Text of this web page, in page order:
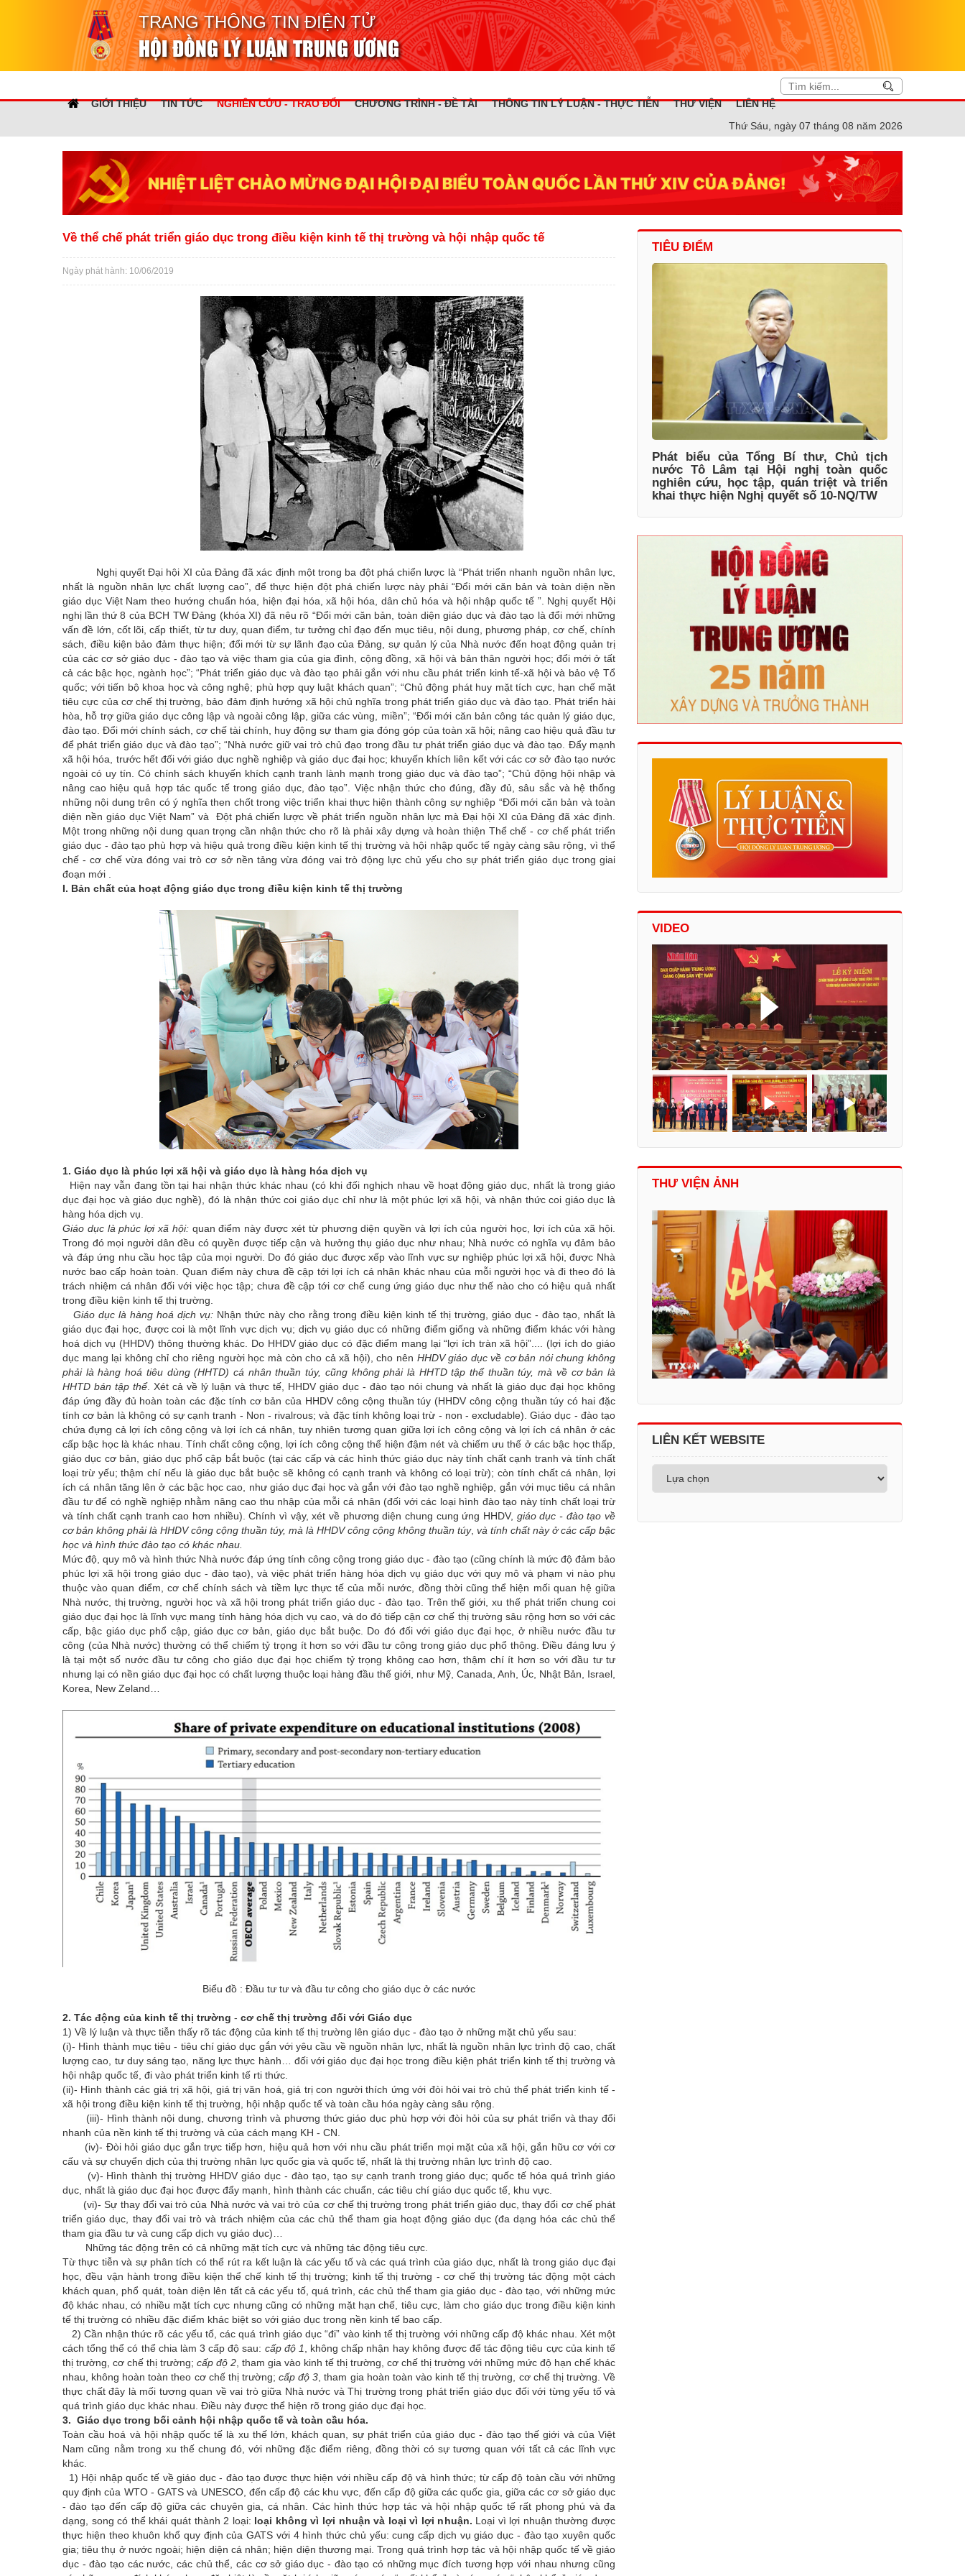
TRANG THÔNG TIN ĐIỆN TỬ
HỘI ĐỒNG LÝ LUẬN TRUNG ƯƠNG
GIỚI THIỆU TIN TỨC NGHIÊN CỨU - TRAO ĐỔI CHƯƠNG TRÌNH - ĐỀ TÀI THÔNG TIN LÝ LUẬN - THỰC TIỄN THƯ VIỆN
LIÊN HỆ
Thứ Sáu, ngày 07 tháng 08 năm 2026
Về thể chế phát triển giáo dục trong điều kiện kinh tế thị trường và hội nhập quốc tế
Ngày phát hành: 10/06/2019
Nghị quyết Đại hội XI của Đảng đã xác định một trong ba đột phá chiển lược là “Phát triển nhanh nguồn nhân lực,
nhất là nguồn nhân lực chất lượng cao”, để thực hiện đột phá chiến lược này phải “Đổi mới căn bản và toàn diện nền
giáo dục Việt Nam theo hướng chuẩn hóa, hiện đại hóa, xã hội hóa, dân chủ hóa và hội nhập quốc tế ”. Nghị quyết Hội
nghị lần thứ 8 của BCH TW Đảng (khóa XI) đã nêu rõ “Đổi mới căn bản, toàn diện giáo dục và đào tạo là đổi mới những
vấn đề lớn, cốt lõi, cấp thiết, từ tư duy, quan điểm, tư tưởng chỉ đạo đến mục tiêu, nội dung, phương pháp, cơ chế, chính
sách, điều kiện bảo đảm thực hiện; đổi mới từ sự lãnh đạo của Đảng, sự quản lý của Nhà nước đến hoạt động quản trị
của các cơ sở giáo dục - đào tạo và việc tham gia của gia đình, cộng đồng, xã hội và bản thân người học; đổi mới ở tất
cả các bậc học, ngành học”; “Phát triển giáo dục và đào tạo phải gắn với nhu cầu phát triển kinh tế-xã hội và bảo vệ Tổ
quốc; với tiến bộ khoa học và công nghệ; phù hợp quy luật khách quan”; “Chủ động phát huy mặt tích cực, hạn chế mặt
tiêu cực của cơ chế thị trường, bảo đảm định hướng xã hội chủ nghĩa trong phát triển giáo dục và đào tạo. Phát triển hài
hòa, hỗ trợ giữa giáo dục công lập và ngoài công lập, giữa các vùng, miền”; “Đổi mới căn bản công tác quản lý giáo dục,
đào tạo. Đổi mới chính sách, cơ chế tài chính, huy động sự tham gia đóng góp của toàn xã hội; nâng cao hiệu quả đầu tư
để phát triển giáo dục và đào tạo”; “Nhà nước giữ vai trò chủ đạo trong đầu tư phát triển giáo dục và đào tạo. Đẩy mạnh
xã hội hóa, trước hết đối với giáo dục nghề nghiệp và giáo dục đại học; khuyến khích liên kết với các cơ sở đào tạo nước
ngoài có uy tín. Có chính sách khuyến khích cạnh tranh lành mạnh trong giáo dục và đào tạo”; “Chủ động hội nhập và
nâng cao hiệu quả hợp tác quốc tế trong giáo dục, đào tạo”. Việc nhận thức cho đúng, đầy đủ, sâu sắc và hệ thống
những nội dung trên có ý nghĩa then chốt trong việc triển khai thực hiện thành công sự nghiệp “Đổi mới căn bản và toàn
diện nền giáo dục Việt Nam” và Đột phá chiến lược về phát triển nguồn nhân lực mà Đại hội XI của Đảng đã xác định.
Một trong những nội dung quan trọng cần nhận thức cho rõ là phải xây dựng và hoàn thiện Thể chế - cơ chế phát triển
giáo dục - đào tạo phù hợp và hiệu quả trong điều kiện kinh tế thị trường và hội nhập quốc tế ngày càng sâu rộng, vì thể
chế - cơ chế vừa đóng vai trò cơ sở nền tảng vừa đóng vai trò động lực chủ yếu cho sự phát triển giáo dục trong giai
đoạn mới .
I. Bản chất của hoạt động giáo dục trong điều kiện kinh tế thị trường
1. Giáo dục là phúc lợi xã hội và giáo dục là hàng hóa dịch vụ
Hiện nay vẫn đang tồn tại hai nhận thức khác nhau (có khi đối nghịch nhau về hoạt động giáo dục, nhất là trong giáo
dục đại học và giáo dục nghề), đó là nhận thức coi giáo dục chỉ như là một phúc lợi xã hội, và nhận thức coi giáo dục là
hàng hóa dịch vụ.
Giáo dục là phúc lợi xã hội:quan điểm này được xét từ phương diện quyền và lợi ích của người học, lợi ích của xã hội.
Trong đó mọi người dân đều có quyền được tiếp cận và hưởng thụ giáo dục như nhau; Nhà nước có nghĩa vụ đảm bảo
và đáp ứng nhu cầu học tập của mọi người. Do đó giáo dục được xếp vào lĩnh vực sự nghiệp phúc lợi xã hội, được Nhà
nước bao cấp hoàn toàn. Quan điểm này chưa đề cập tới lợi ích cá nhân khác nhau của mỗi người học và đi theo đó là
trách nhiệm cá nhân đối với việc học tập; chưa đề cập tới cơ chế cung ứng giáo dục như thế nào cho có hiệu quả nhất
trong điều kiện kinh tế thị trường.
Giáo dục là hàng hoá dịch vụ: Nhận thức này cho rằng trong điều kiện kinh tế thị trường, giáo dục - đào tạo, nhất là
giáo dục đại học, được coi là một lĩnh vực dịch vụ; dịch vụ giáo dục có những điểm giống và những điểm khác với hàng
hoá dịch vụ (HHDV) thông thường khác. Do HHDV giáo dục có đặc điểm mang lại “lợi ích tràn xã hội”.... (lợi ích do giáo
dục mang lại không chỉ cho riêng người học mà còn cho cả xã hội), cho nên HHDV giáo dục về cơ bản nói chung không
phải là hàng hoá tiêu dùng (HHTD) cá nhân thuần túy, cũng không phải là HHTD tập thể thuần túy, mà về cơ bản là
HHTD bán tập thể. Xét cả về lý luận và thực tế, HHDV giáo dục - đào tạo nói chung và nhất là giáo dục đại học không
đáp ứng đầy đủ hoàn toàn các đặc tính cơ bản của HHDV công cộng thuần túy (HHDV công cộng thuần túy có hai đặc
tính cơ bản là không có sự cạnh tranh - Non - rivalrous; và đặc tính không loại trừ - non - excludable). Giáo dục - đào tạo
chứa đựng cả lợi ích công cộng và lợi ích cá nhân, tuy nhiên tương quan giữa lợi ích công cộng và lợi ích cá nhân ở các
cấp bậc học là khác nhau. Tính chất công cộng, lợi ích công cộng thể hiện đậm nét và chiếm ưu thế ở các bậc học thấp,
giáo dục cơ bản, giáo dục phổ cập bắt buộc (tại các cấp và các hình thức giáo dục này tính chất cạnh tranh và tính chất
loại trừ yếu; thậm chí nếu là giáo dục bắt buộc sẽ không có cạnh tranh và không có loại trừ); còn tính chất cá nhân, lợi
ích cá nhân tăng lên ở các bậc học cao, như giáo dục đại học và gắn với đào tạo nghề nghiệp, gắn với mục tiêu cá nhân
đầu tư để có nghề nghiệp nhằm nâng cao thu nhập của mỗi cá nhân (đối với các loại hình đào tạo này tính chất loại trừ
và tính chất cạnh tranh cao hơn nhiều). Chính vì vậy, xét về phương diện chung cung ứng HHDV, giáo dục - đào tạovề
cơ bản không phải là HHDV công cộng thuần túy, mà là HHDV công cộng không thuần túy, và tính chất này ở các cấp bậc
học và hình thức đào tạo có khác nhau.
Mức độ, quy mô và hình thức Nhà nước đáp ứng tính công cộng trong giáo dục - đào tạo (cũng chính là mức độ đảm bảo
phúc lợi xã hội trong giáo dục - đào tạo), và việc phát triển hàng hóa dịch vụ giáo dục với quy mô và phạm vi nào phụ
thuộc vào quan điểm, cơ chế chính sách và tiềm lực thực tế của mỗi nước, đồng thời cũng thể hiện mối quan hệ giữa
Nhà nước, thị trường, người học và xã hội trong phát triển giáo dục - đào tạo. Trên thế giới, xu thế phát triển chung coi
giáo dục đại học là lĩnh vực mang tính hàng hóa dịch vụ cao, và do đó tiếp cận cơ chế thị trường sâu rộng hơn so với các
cấp, bậc giáo dục phổ cập, giáo dục cơ bản, giáo dục bắt buộc. Do đó đối với giáo dục đại học, ở nhiều nước đầu tư
công (của Nhà nước) thường có thể chiếm tỷ trọng ít hơn so với đầu tư công trong giáo dục phổ thông. Điều đáng lưu ý
là tại một số nước đầu tư công cho giáo dục đại học chiếm tỷ trọng không cao hơn, thậm chí ít hơn so với đầu tư tư
nhưng lại có nền giáo dục đại học có chất lượng thuộc loại hàng đầu thế giới, như Mỹ, Canada, Anh, Úc, Nhật Bản, Israel,
Korea, New Zeland…
Biểu đồ : Đầu tư tư và đầu tư công cho giáo dục ở các nước
2. Tác động của kinh tế thị trường - cơ chế thị trường đối với Giáo dục
1) Về lý luận và thực tiễn thấy rõ tác động của kinh tế thị trường lên giáo dục - đào tạo ở những mặt chủ yếu sau:
(i)- Hình thành mục tiêu - tiêu chí giáo dục gắn với yêu cầu về nguồn nhân lực, nhất là nguồn nhân lực trình độ cao, chất
lượng cao, tư duy sáng tạo, năng lực thực hành… đối với giáo dục đại học trong điều kiện phát triển kinh tế thị trường và
hội nhập quốc tế, đi vào phát triển kinh tế rti thức.
(ii)- Hình thành các giá trị xã hội, giá trị văn hoá, giá trị con người thích ứng với đòi hỏi vai trò chủ thể phát triển kinh tế -
xã hội trong điều kiện kinh tế thị trường, hội nhập quốc tế và toàn cầu hóa ngày càng sâu rộng.
(iii)- Hình thành nội dung, chương trình và phương thức giáo dục phù hợp với đòi hỏi của sự phát triển và thay đổi
nhanh của nền kinh tế thị trường và của cách mạng KH - CN.
(iv)- Đòi hỏi giáo dục gắn trực tiếp hơn, hiệu quả hơn với nhu cầu phát triển mọi mặt của xã hội, gắn hữu cơ với cơ
cấu và sự chuyển dịch của thị trường nhân lực quốc gia và quốc tế, nhất là thị trường nhân lực trình độ cao.
(v)- Hình thành thị trường HHDV giáo dục - đào tạo, tạo sự cạnh tranh trong giáo dục; quốc tế hóa quá trình giáo
dục, nhất là giáo dục đại học được đẩy mạnh, hình thành các chuẩn, các tiêu chí giáo dục quốc tế, khu vực.
(vi)- Sự thay đổi vai trò của Nhà nước và vai trò của cơ chế thị trường trong phát triển giáo dục, thay đổi cơ chế phát
triển giáo dục, thay đổi vai trò và trách nhiệm của các chủ thể tham gia hoạt động giáo dục (đa dạng hóa các chủ thể
tham gia đầu tư và cung cấp dịch vụ giáo dục)…
Những tác động trên có cả những mặt tích cực và những tác động tiêu cực.
Từ thực tiễn và sự phân tích có thể rút ra kết luận là các yếu tố và các quá trình của giáo dục, nhất là trong giáo dục đại
học, đều vận hành trong điều kiện thể chế kinh tế thị trường; kinh tế thị trường - cơ chế thị trường tác động một cách
khách quan, phổ quát, toàn diện lên tất cả các yếu tố, quá trình, các chủ thể tham gia giáo dục - đào tạo, với những mức
độ khác nhau, có nhiều mặt tích cực nhưng cũng có những mặt hạn chế, tiêu cực, làm cho giáo dục trong điều kiện kinh
tế thị trường có nhiều đặc điểm khác biệt so với giáo dục trong nền kinh tế bao cấp.
2) Cần nhận thức rõ các yếu tố, các quá trình giáo dục “đi” vào kinh tế thị trường với những cấp độ khác nhau. Xét một
cách tổng thể có thể chia làm 3 cấp độ sau: cấp độ 1
, không chấp nhận hay không được để tác động tiêu cực của kinh tế
thị trường, cơ chế thị trường; cấp độ 2 , tham gia vào kinh tế thị trường, cơ chế thị trường với những mức độ hạn chế khác
nhau, không hoàn toàn theo cơ chế thị trường;cấp độ 3 , tham gia hoàn toàn vào kinh tế thị trường, cơ chế thị trường. Về
thực chất đây là mối tương quan về vai trò giữa Nhà nước và Thị trường trong phát triển giáo dục đối với từng yếu tố và
quá trình giáo dục khác nhau. Điều này được thể hiện rõ trong giáo dục đại học.
3. Giáo dục trong bối cảnh hội nhập quốc tế và toàn cầu hóa.
Toàn cầu hoá và hội nhập quốc tế là xu thế lớn, khách quan, sự phát triển của giáo dục - đào tạo thế giới và của Việt
Nam cũng nằm trong xu thế chung đó, với những đặc điểm riêng, đồng thời có sự tương quan với tất cả các lĩnh vực
khác.
1) Hội nhập quốc tế về giáo dục - đào tạo được thực hiện với nhiều cấp độ và hình thức; từ cấp độ toàn cầu với những
quy định của WTO - GATS và UNESCO, đến cấp độ các khu vực, đến cấp độ giữa các quốc gia, giữa các cơ sở giáo dục
- đào tạo đến cấp độ giữa các chuyên gia, cá nhân. Các hình thức hợp tác và hội nhập quốc tế rất phong phú và đa
dạng, song có thể khái quát thành 2 loại: loại không vì lợi nhuận và loại vì lợi nhuận. Loại vì lợi nhuận thường được
thực hiện theo khuôn khổ quy định của GATS với 4 hình thức chủ yếu: cung cấp dịch vụ giáo dục - đào tạo xuyên quốc
gia; tiêu thụ ở nước ngoài; hiện diện cá nhân; hiện diện thương mại. Trong quá trình hợp tác và hội nhập quốc tế về giáo
dục - đào tạo các nước, các chủ thể, các cơ sở giáo dục - đào tạo có những mục đích tương hợp với nhau nhưng cũng
TIÊU ĐIỂM
Phát biểu của Tổng Bí thư, Chủ tịch
nước Tô Lâm tại Hội nghị toàn quốc
nghiên cứu, học tập, quán triệt và triển
khai thực hiện Nghị quyết số 10-NQ/TW
VIDEO
THƯ VIỆN ẢNH
LIÊN KẾT WEBSITE